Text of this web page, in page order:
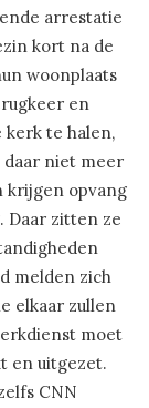
arrestatie
kort na de
woonplaats
en
kerk te halen,
niet meer
krijgen opvang
Daar zitten ze
melden zich
elkaar zullen
moet
en uitgezet.
CNN